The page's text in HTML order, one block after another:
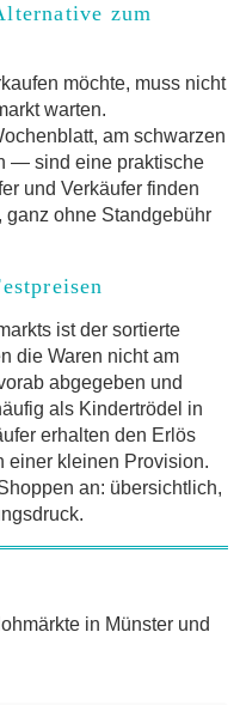
zum
möchte, muss nicht
warten.
am schwarzen
— sind eine praktische
und Verkäufer finden
ohne Standgebühr
ist der sortierte
die Waren nicht am
abgegeben und
als Kindertrödel in
erhalten den Erlös
einer kleinen Provision.
an: übersichtlich,
in Münster und